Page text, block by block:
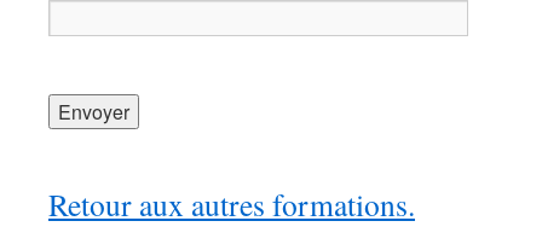
Retour aux autres formations.